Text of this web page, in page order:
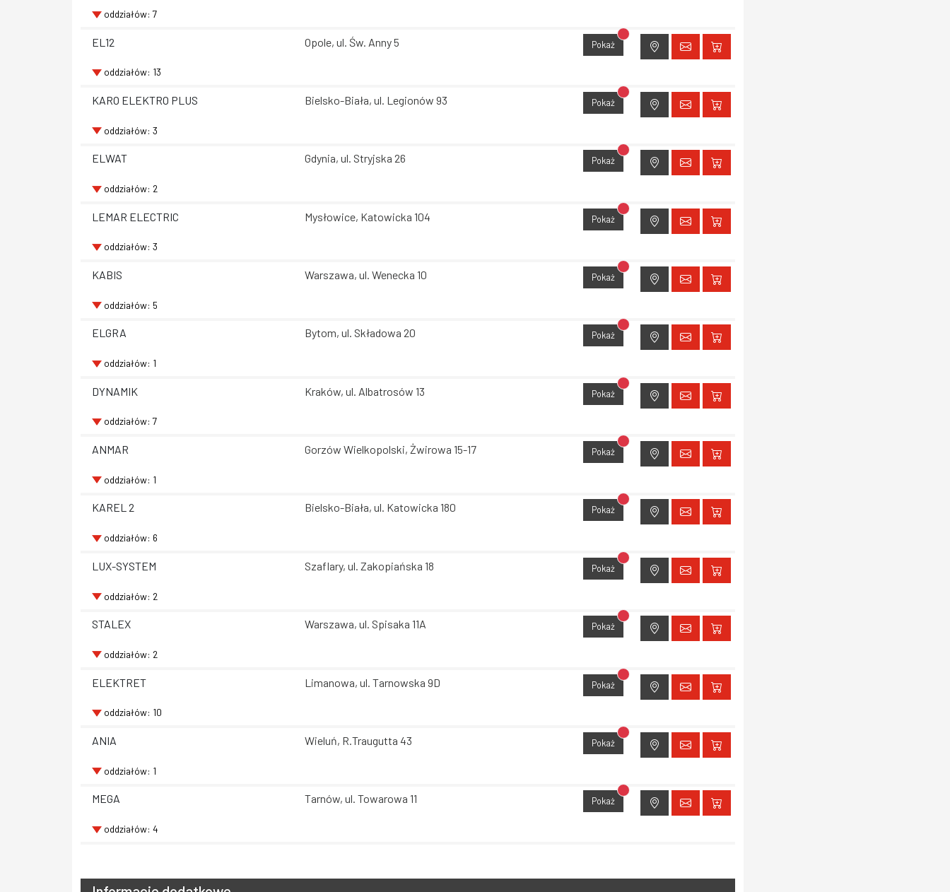
oddziałów: 7
EL12 Opole, ul. Św. Anny 5 Pokaż Brak dostępu do lokalizacji
oddziałów: 13
KARO ELEKTRO PLUS Bielsko-Biała, ul. Legionów 93 Pokaż Brak dostępu do lokalizacji
oddziałów: 3
ELWAT Gdynia, ul. Stryjska 26 Pokaż Brak dostępu do lokalizacji
oddziałów: 2
LEMAR ELECTRIC Mysłowice, Katowicka 104 Pokaż Brak dostępu do lokalizacji
oddziałów: 3
KABIS Warszawa, ul. Wenecka 10 Pokaż Brak dostępu do lokalizacji
oddziałów: 5
ELGRA Bytom, ul. Składowa 20 Pokaż Brak dostępu do lokalizacji
oddziałów: 1
DYNAMIK Kraków, ul. Albatrosów 13 Pokaż Brak dostępu do lokalizacji
oddziałów: 7
ANMAR Gorzów Wielkopolski, Żwirowa 15-17 Pokaż Brak dostępu do lokalizacji
oddziałów: 1
KAREL 2 Bielsko-Biała, ul. Katowicka 180 Pokaż Brak dostępu do lokalizacji
oddziałów: 6
LUX-SYSTEM Szaflary, ul. Zakopiańska 18 Pokaż Brak dostępu do lokalizacji
oddziałów: 2
STALEX Warszawa, ul. Spisaka 11A Pokaż Brak dostępu do lokalizacji
oddziałów: 2
ELEKTRET Limanowa, ul. Tarnowska 9D Pokaż Brak dostępu do lokalizacji
oddziałów: 10
ANIA Wieluń, R.Traugutta 43 Pokaż Brak dostępu do lokalizacji
oddziałów: 1
MEGA Tarnów, ul. Towarowa 11 Pokaż Brak dostępu do lokalizacji
oddziałów: 4